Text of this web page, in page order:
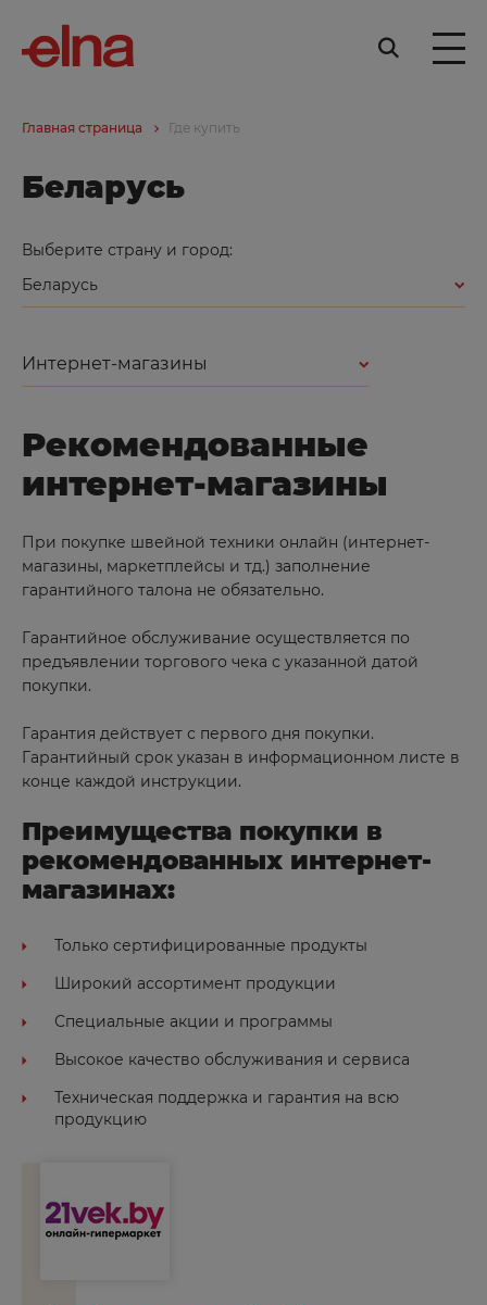
Главная страница Где купить
Беларусь
Выберите страну и город:
Беларусь
Интернет-магазины
Рекомендованные
интернет-магазины
При покупке швейной техники онлайн (интернет-
магазины, маркетплейсы и тд.) заполнение
гарантийного талона не обязательно.
Гарантийное обслуживание осуществляется по
предъявлении торгового чека с указанной датой
покупки.
Гарантия действует с первого дня покупки.
Гарантийный срок указан в информационном листе в
конце каждой инструкции.
Преимущества покупки в
рекомендованных интернет-
магазинах:
Только сертифицированные продукты
Широкий ассортимент продукции
Специальные акции и программы
Высокое качество обслуживания и сервиса
Техническая поддержка и гарантия на всю
продукцию